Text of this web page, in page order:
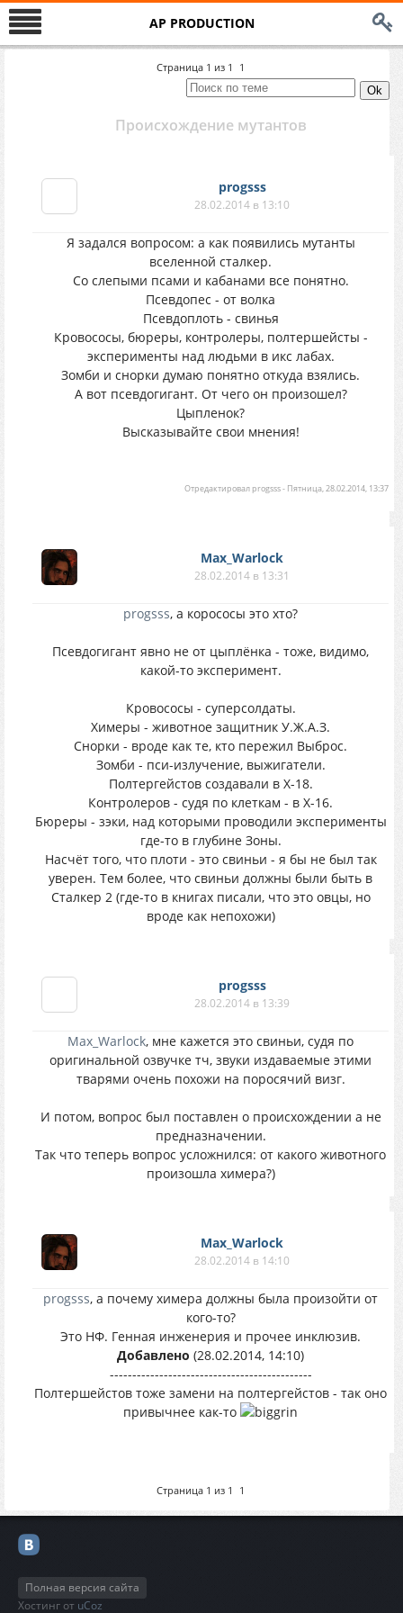
AP PRODUCTION
Страница 1 из 1 1
Происхождение мутантов
progsss
28.02.2014 в 13:10
Я задался вопросом: а как появились мутанты
вселенной сталкер.
Со слепыми псами и кабанами все понятно.
Псевдопес - от волка
Псевдоплоть - свинья
Кровососы, бюреры, контролеры, полтершейсты -
эксперименты над людьми в икс лабах.
Зомби и снорки думаю понятно откуда взялись.
А вот псевдогигант. От чего он произошел?
Цыпленок?
Высказывайте свои мнения!
Отредактировал progsss- Пятница, 28.02.2014, 13:37
Max_Warlock
28.02.2014 в 13:31
progsss, а корососы это хто?
Псевдогигант явно не от цыплёнка - тоже, видимо,
какой-то эксперимент.
Кровососы - суперсолдаты.
Химеры - животное защитник У.Ж.А.З.
Снорки - вроде как те, кто пережил Выброс.
Зомби - пси-излучение, выжигатели.
Полтергейстов создавали в X-18.
Контролеров - судя по клеткам - в X-16.
Бюреры - зэки, над которыми проводили эксперименты
где-то в глубине Зоны.
Насчёт того, что плоти - это свиньи - я бы не был так
уверен. Тем более, что свиньи должны были быть в
Сталкер 2 (где-то в книгах писали, что это овцы, но
вроде как непохожи)
progsss
28.02.2014 в 13:39
Max_Warlock, мне кажется это свиньи, судя по
оригинальной озвучке тч, звуки издаваемые этими
тварями очень похожи на поросячий визг.
И потом, вопрос был поставлен о происхождении а не
предназначении.
Так что теперь вопрос усложнился: от какого животного
произошла химера?)
Max_Warlock
28.02.2014 в 14:10
progsss, а почему химера должны была произойти от
кого-то?
Это НФ. Генная инженерия и прочее инклюзив.
Добавлено (28.02.2014, 14:10)
---------------------------------------------
Полтершейстов тоже замени на полтергейстов - так оно
привычнее как-то
Страница 1 из 1 1
Полная версия сайта
Хостинг от uCoz